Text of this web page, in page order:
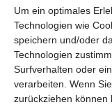
Um ein optimales
Technologien wie
speichern und/oder
Technologien
Surfverhalten oder
verarbeiten. Wenn
zurückziehen können